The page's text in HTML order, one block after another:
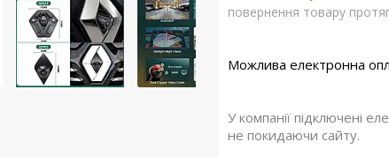
повернення товару
У компанії підключені
не покидаючи сайту.